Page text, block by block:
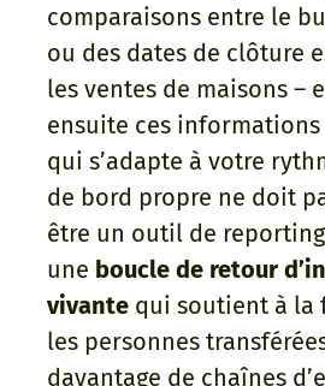
comparaisons entre le
ou des dates de clôture
les ventes de maisons –
ensuite ces informations
qui s’adapte à votre
de bord propre ne doit
être un outil de
une boucle de retour
vivante qui soutient à la
les personnes
davantage de chaînes